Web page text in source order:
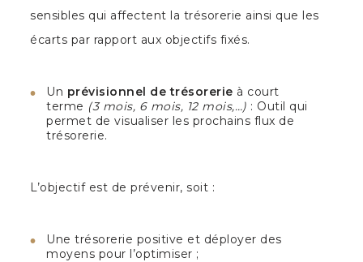
sensibles qui affectent la trésorerie ainsi que les
écarts par rapport aux objectifs fixés.
Un prévisionnel de trésorerie à court
terme (3 mois, 6 mois, 12 mois,…) : Outil qui
permet de visualiser les prochains flux de
trésorerie.
L’objectif est de prévenir, soit :
Une trésorerie positive et déployer des
moyens pour l’optimiser ;